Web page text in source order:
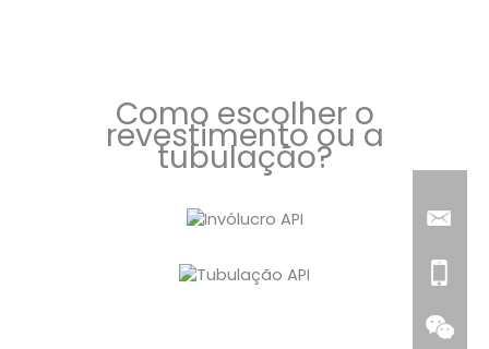
Como escolher o
revestimento ou a
tubulação?